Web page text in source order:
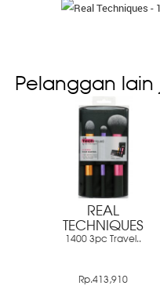
Pelanggan
REAL
TECHNIQUES
1400 3pc Travel..
Rp.413,910